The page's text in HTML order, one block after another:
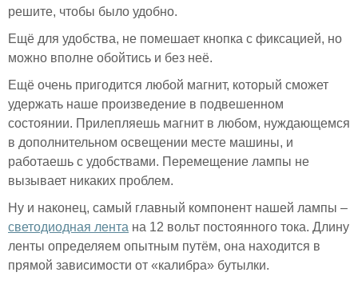
решите, чтобы было удобно.
Ещё для удобства, не помешает кнопка с фиксацией, но
можно вполне обойтись и без неё.
Ещё очень пригодится любой магнит, который сможет
удержать наше произведение в подвешенном
состоянии. Прилепляешь магнит в любом, нуждающемся
в дополнительном освещении месте машины, и
работаешь с удобствами. Перемещение лампы не
вызывает никаких проблем.
Ну и наконец, самый главный компонент нашей лампы –
светодиодная лента на 12 вольт постоянного тока. Длину
ленты определяем опытным путём, она находится в
прямой зависимости от «калибра» бутылки.